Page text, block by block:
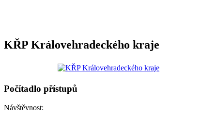
KŘP Královehradeckého kraje
Počítadlo přístupů
Návštěvnost: